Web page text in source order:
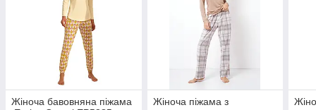
Жіноча бавовняна піжама
Жіноча піжама з